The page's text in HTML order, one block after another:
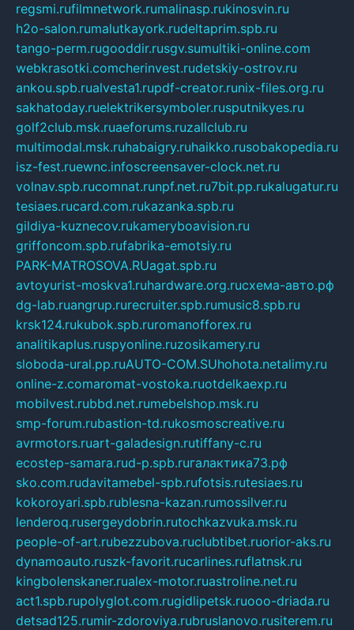
regsmi.rufilmnetwork.rumalinasp.rukinosvin.ru
h2o-salon.rumalutkayork.rudeltaprim.spb.ru
tango-perm.rugooddir.rusgv.sumultiki-online.com
webkrasotki.comcherinvest.rudetskiy-ostrov.ru
ankou.spb.rualvesta1.rupdf-creator.runix-files.org.ru
sakhatoday.ruelektrikersymboler.rusputnikyes.ru
golf2club.msk.ruaeforums.ruzallclub.ru
multimodal.msk.ruhabaigry.ruhaikko.rusobakopedia.ru
isz-fest.ruewnc.infoscreensaver-clock.net.ru
volnav.spb.rucomnat.runpf.net.ru7bit.pp.rukalugatur.ru
tesiaes.rucard.com.rukazanka.spb.ru
gildiya-kuznecov.rukameryboavision.ru
griffoncom.spb.rufabrika-emotsiy.ru
PARK-MATROSOVA.RUagat.spb.ru
avtoyurist-moskva1.ruhardware.org.ruсхема-авто.рф
dg-lab.ruangrup.rurecruiter.spb.rumusic8.spb.ru
krsk124.rukubok.spb.ruromanofforex.ru
analitikaplus.ruspyonline.ruzosikamery.ru
sloboda-ural.pp.ruAUTO-COM.SUhohota.netalimy.ru
online-z.comaromat-vostoka.ruotdelkaexp.ru
mobilvest.rubbd.net.rumebelshop.msk.ru
smp-forum.rubastion-td.rukosmoscreative.ru
avrmotors.ruart-galadesign.rutiffany-c.ru
ecostep-samara.rud-p.spb.ruгалактика73.рф
sko.com.rudavitamebel-spb.rufotsis.rutesiaes.ru
kokoroyari.spb.rublesna-kazan.rumossilver.ru
lenderoq.rusergeydobrin.rutochkazvuka.msk.ru
people-of-art.rubezzubova.ruclubtibet.ruorior-aks.ru
dynamoauto.ruszk-favorit.rucarlines.ruflatnsk.ru
kingbolenskaner.rualex-motor.ruastroline.net.ru
act1.spb.rupolyglot.com.rugidlipetsk.ruooo-driada.ru
detsad125.rumir-zdoroviya.rubruslanovo.rusiterem.ru